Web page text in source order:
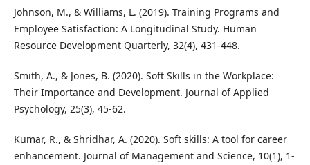
Johnson, M., & Williams, L. (2019). Training Programs and
Employee Satisfaction: A Longitudinal Study. Human
Resource Development Quarterly, 32(4), 431-448.
Smith, A., & Jones, B. (2020). Soft Skills in the Workplace:
Their Importance and Development. Journal of Applied
Psychology, 25(3), 45-62.
Kumar, R., & Shridhar, A. (2020). Soft skills: A tool for career
enhancement. Journal of Management and Science, 10(1), 1-